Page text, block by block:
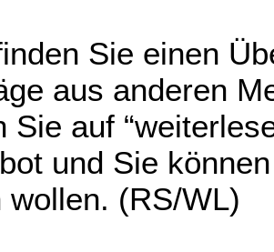
Sie einen
aus anderen
Sie auf
und Sie
wollen. (RS/WL)